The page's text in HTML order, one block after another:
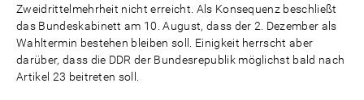
Zweidrittelmehrheit nicht erreicht. Als Konsequenz beschließt
das Bundeskabinett am 10. August, dass der 2. Dezember als
Wahltermin bestehen bleiben soll. Einigkeit herrscht aber
darüber, dass die DDR der Bundesrepublik möglichst bald nach
Artikel 23 beitreten soll.